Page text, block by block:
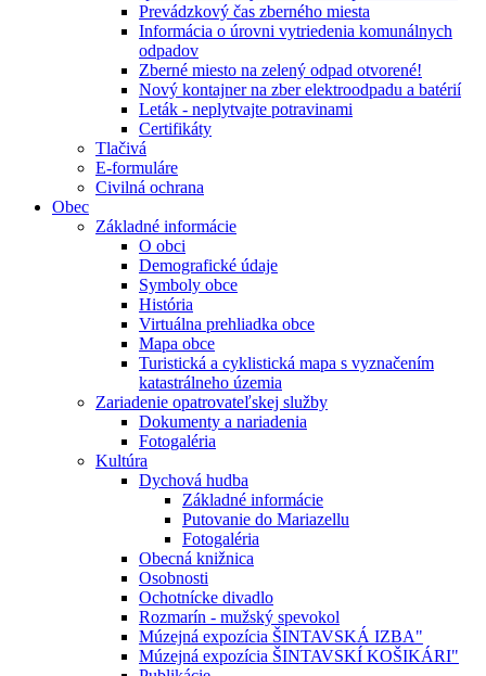
Prevádzkový čas zberného miesta
Informácia o úrovni vytriedenia komunálnych
odpadov
Zberné miesto na zelený odpad otvorené!
Nový kontajner na zber elektroodpadu a batérií
Leták - neplytvajte potravinami
Certifikáty
Tlačivá
E-formuláre
Civilná ochrana
Obec
Základné informácie
O obci
Demografické údaje
Symboly obce
História
Virtuálna prehliadka obce
Mapa obce
Turistická a cyklistická mapa s vyznačením
katastrálneho územia
Zariadenie opatrovateľskej služby
Dokumenty a nariadenia
Fotogaléria
Kultúra
Dychová hudba
Základné informácie
Putovanie do Mariazellu
Fotogaléria
Obecná knižnica
Osobnosti
Ochotnícke divadlo
Rozmarín - mužský spevokol
Múzejná expozícia ŠINTAVSKÁ IZBA"
Múzejná expozícia ŠINTAVSKÍ KOŠIKÁRI"